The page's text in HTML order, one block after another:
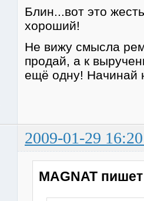
Блин...вот это
хороший!
Не вижу смысла
продай, а к
ещё одну! Начинай
2009-01-29
MAGNAT